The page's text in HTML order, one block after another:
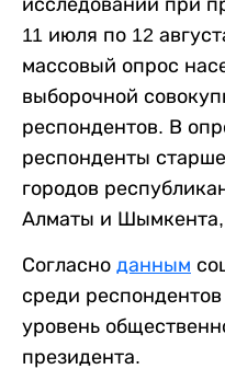
11 июля по 12
массовый опрос
выборочной
респондентов. В
респонденты
городов
Алматы и Шымкента,
Согласно данным
среди
уровень
президента.